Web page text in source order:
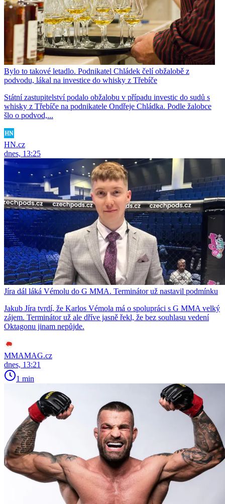
Bylo to takové letadlo. Podnikatel Chládek čelí obžalobě z
podvodu, lákal na investice do whisky z Třebíče
Státní zastupitelství podalo obžalobu v případu investic do sudů s
whisky z Třebíče na podnikatele Ondřeje Chládka. Podle žalobce
šlo o podvod,...
HN.cz
dnes, 13:25
Jíra dál láká Vémolu do G MMA. Terminátor už nastavil podmínku
Jakub Jíra tvrdí, že Karlos Vémola má o spolupráci s G MMA velký
zájem. Terminátor už ale dříve jasně řekl, že bez souhlasu vedení
Oktagonu jinam nepůjde.
MMAMAG.cz
dnes, 13:21
1 min